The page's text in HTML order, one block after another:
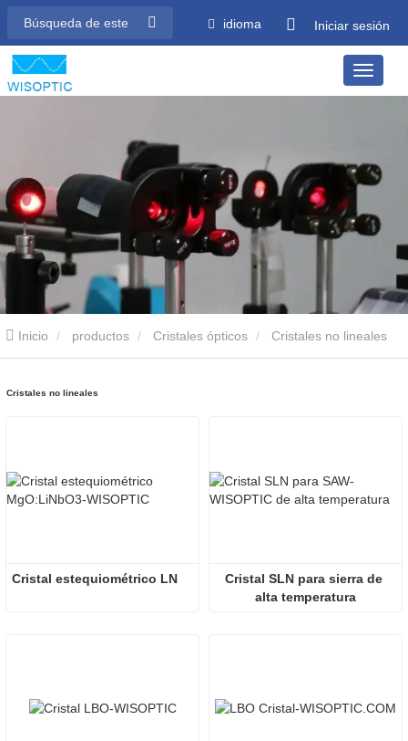
idioma Iniciar sesión
Inicio productos Cristales ópticos Cristales no lineales
Cristales no lineales
Cristal estequiométrico LN
Cristal SLN para sierra de
alta temperatura